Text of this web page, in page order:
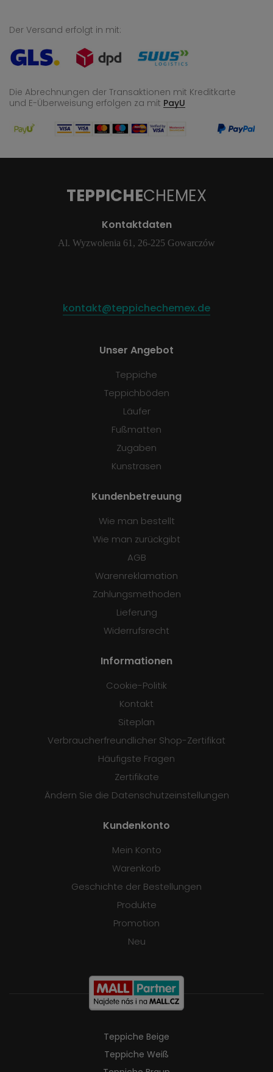
Der Versand erfolgt in mit:
Die Abrechnungen der Transaktionen mit Kreditkarte
und E-Überweisung erfolgen za mit PayU
TEPPICHECHEMEX
Kontaktdaten
Al. Wyzwolenia 61, 26-225 Gowarczów
kontakt@teppichechemex.de
Unser Angebot
Teppiche
Teppichböden
Läufer
Fußmatten
Zugaben
Kunstrasen
Kundenbetreuung
Wie man bestellt
Wie man zurückgibt
AGB
Warenreklamation
Zahlungsmethoden
Lieferung
Widerrufsrecht
Informationen
Cookie-Politik
Kontakt
Siteplan
Verbraucherfreundlicher Shop-Zertifikat
Häufigste Fragen
Zertifikate
Ändern Sie die Datenschutzeinstellungen
Kundenkonto
Mein Konto
Warenkorb
Geschichte der Bestellungen
Produkte
Promotion
Neu
Teppiche Beige
Teppiche Weiß